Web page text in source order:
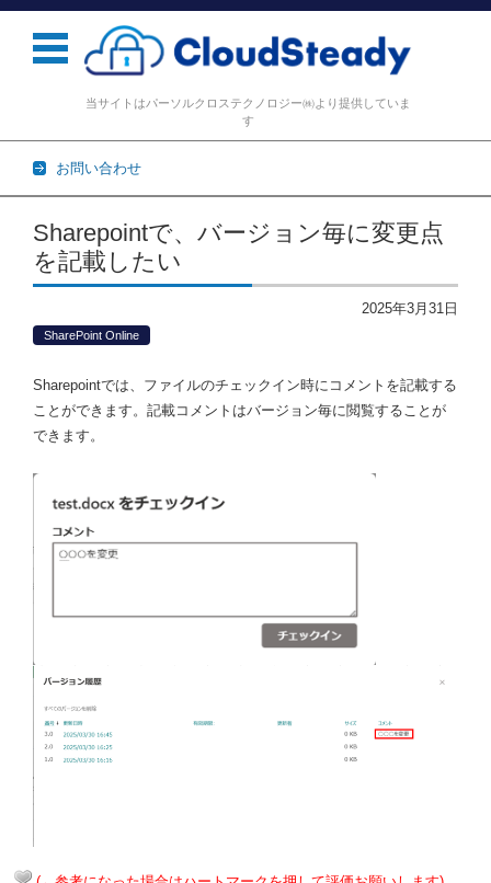
当サイトはパーソルクロステクノロジー㈱より提供していま
す
お問い合わせ
コンテンツに移動
Sharepointで、バージョン毎に変更点
を記載したい
2025年3月31日
SharePoint Online
Sharepointでは、ファイルのチェックイン時にコメントを記載する
ことができます。記載コメントはバージョン毎に閲覧することが
できます。